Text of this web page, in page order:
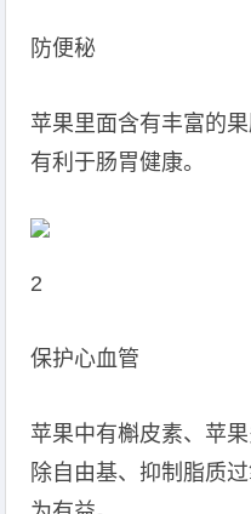
防便秘
苹果里面含有丰富的
有利于肠胃健康。
2
保护心血管
苹果中有槲皮素、苹
除自由基、抑制脂质